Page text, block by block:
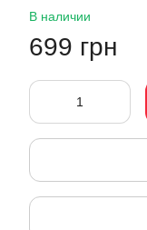
В наличии
699 грн